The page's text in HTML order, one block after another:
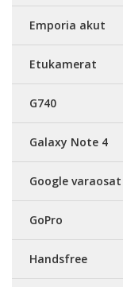
Emporia akut
Etukamerat
G740
Galaxy Note 4
Google varaosat
GoPro
Handsfree